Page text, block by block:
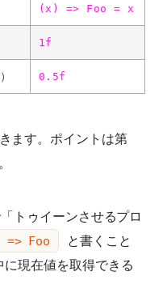
(x) => Foo = x
1f
0.5f
ます。ポイントは第
トゥイーンさせるプロ
Foo
と書くこと
現在値を取得できる